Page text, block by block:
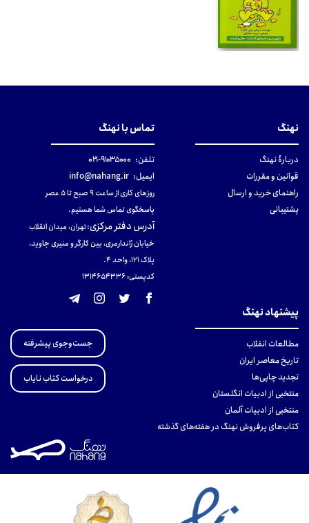
نهنگ
دربارهٔ نهنگ
قوانین و مقررات
راهنمای خرید و ارسال
پشتیبانی
تماس با نهنگ
تلفن: ۹۱۰۳۵۰۰۰-۰۲۱
ایمیل: info@nahang.ir
روزهای کاری از ساعت ۹ صبح تا ۵ عصر
پاسخگوی تماس شما هستیم.
آدرس دفتر مرکزی:تهران، میدان انقلاب
خیابان ژاندارمری، بین کارگر و منیری جاوید،
پلاک 121، واحد ۴.
کدپستی: 131465433۶
پیشنهاد نهنگ
مطالعات انقلاب
تاریخ معاصر ایران
تجدید چاپی‌ها
منتخبی از ادبیات انگلستان
منتخبی از ادبیات آلمان
کتاب‌های پرفروش نهنگ در هفته‌های گذشته
جست‌وجوی پیشرفته
درخواست کتاب نایاب